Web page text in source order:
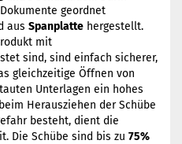
geordnet
aus Spanplatte hergestellt.
mit
sind, sind einfach sicherer,
gleichzeitige Öffnen von
Unterlagen ein hohes
Herausziehen der Schübe
besteht, dient die
Die Schübe sind bis zu 75%